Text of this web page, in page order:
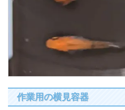
作業用の横見容器